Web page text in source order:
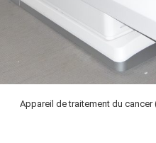
Appareil de traitement du cancer